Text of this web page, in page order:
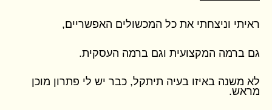
ראיתי וניצחתי את כל המכשולים האפשריים,
גם ברמה המקצועית וגם ברמה העסקית.
לא משנה באיזו בעיה תיתקל, כבר יש לי פתרון מוכן
מראש.